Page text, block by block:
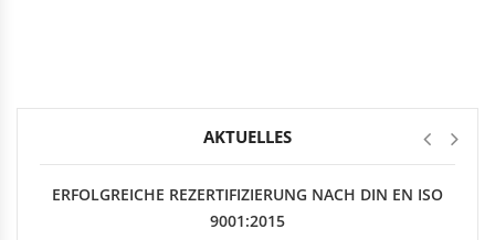
Kabelklemmbügel
AKTUELLES
ERFOLGREICHE REZERTIFIZIERUNG NACH DIN EN ISO
9001:2015